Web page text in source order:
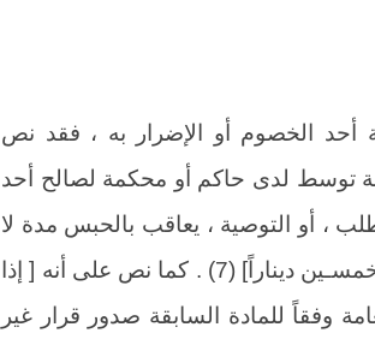
الخصوم أو الإضرار به ، فقد نص
توسط لدى حاكم أو محكمة لصالح أحد
، أو التوصية ، يعاقب بالحبس مدة لا
تزيد على سـتة أشهر أو بدفع غرامة لا تزيد على خمسـين ديناراً] (7) . كما نص على أنه [ إذا
وفقاً للمادة السابقة صدور قرار غير